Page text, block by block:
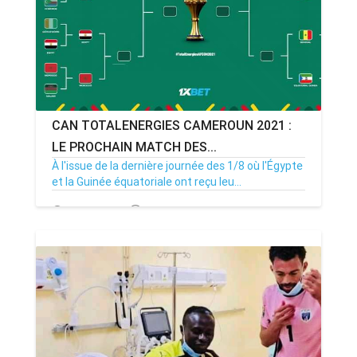
CAN TOTALENERGIES CAMEROUN 2021 :
LE PROCHAIN MATCH DES...
À l'issue de la dernière journée des 1/8 où l'Égypte
et la Guinée équatoriale ont reçu leu...
27/01/22 Par MenouActu 0